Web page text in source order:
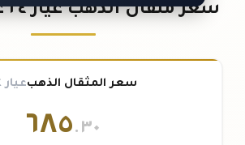
سعر مثقال الذهب عيار ٢٤ عالمياً اليوم
سعر المثقال الذهبعيار ٢٤
٦٨٥.٣٠